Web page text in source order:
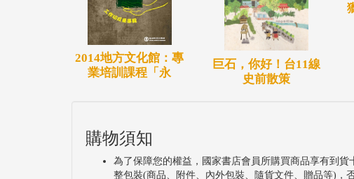
2014地方文化館：專
業培訓課程「永
巨石，你好！台11線
史前散策
購物須知
為了保障您的權益，國家書店會員所購買商品享有到
整包裝(商品、附件、內外包裝、隨貨文件、贈品等)，